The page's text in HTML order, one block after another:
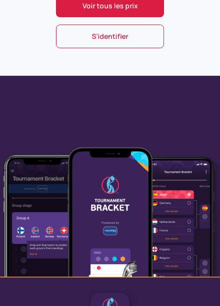
Voir tous les prix
S'identifier